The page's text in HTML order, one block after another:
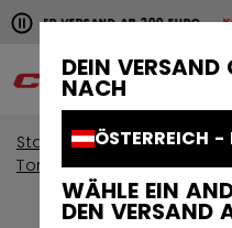
DEIN VERSAND
NACH
ÖSTERREICH -
WÄHLE EIN
DEN VERSAND
Horizontale
VERSAND AB 200 EURO
KOSTENLOSER VERSAND
Start Torwart
Torwarthose